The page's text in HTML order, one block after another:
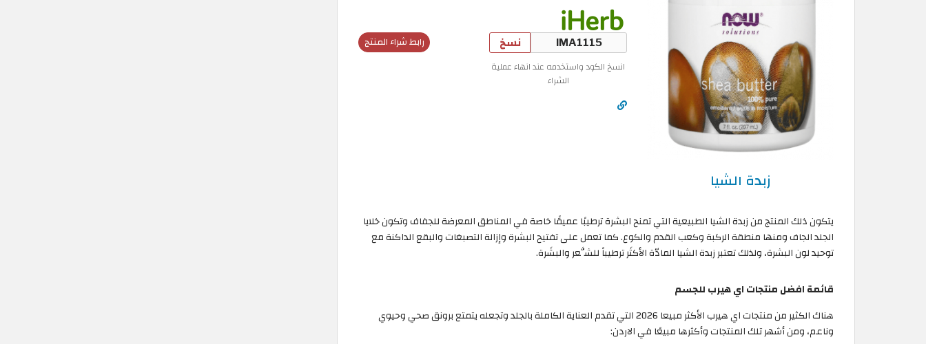
زبدة الشيا
رابط شراء المنتج نسخ
انسخ الكود واستخدمه عند انهاء عملية
الشراء
يتكون ذلك المنتج من زبدة الشيا الطبيعية التي تمنح البشرة ترطيبًا عميقًا خاصة في المناطق المعرضة للجفاف وتكون خلايا
الجلد الجاف ومنها منطقة الركبة وكعب القدم والكوع. كما تعمل على تفتيح البشرة وإزالة التصبغات والبقع الداكنة مع
توحيد لون البشرة، ولذلك تعتبر زبدة الشيا المادّة الأكثَر ترطيباً للشَّعر والبشَرة.
قائمة افضل منتجات اي هيرب للجسم
هناك الكثير من منتجات اي هيرب الأكثر مبيعا 2026 التي تقدم العناية الكاملة بالجلد وتجعله يتمتع برونق صحي وحيوي
وناعم، ومن أشهر تلك المنتجات وأكثرها مبيعًا في الاردن: